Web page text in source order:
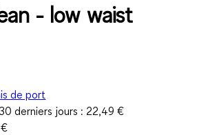
- low waist
de port
derniers jours : 22,49 €